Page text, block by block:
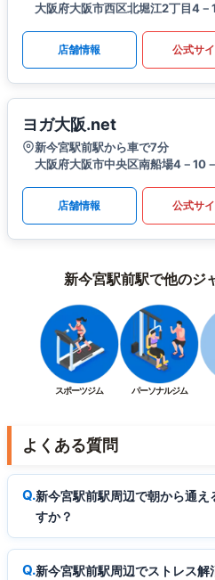
大阪府大阪市西区北堀江2丁目4
店舗情報 公式サ
ヨガ大阪.net
新今宮駅前駅から車で7分
大阪府大阪市中央区南船場4－10
店舗情報 公式サ
新今宮駅前駅で他のジ
スポーツジム パーソナルジム
よくある質問
新今宮駅前駅周辺で朝から通え
すか？
新今宮駅前駅周辺でストレス